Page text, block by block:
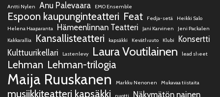
Antti Nylen Anu Palevaara EMO Ensemble
Espoon kaupunginteatteri Feat Fedja-setä
Heikki Salo
Helena Haaparanta
Hämeenlinnan Teatteri Jani Karvinen
Jeni Packalen
Kakkarallia
Kansallisteatteri kapsäkki Keväthuuto Klubi
Konsertti
Kulttuurikellari
Lastenlevy Laura Voutilainen lead sheet
Lehman Lehman-trilogia
Maija Ruuskanen Markku Nenonen Mukavaa tiistaita
musiikkiteatteri kapsäkki
Näkymätön nainen